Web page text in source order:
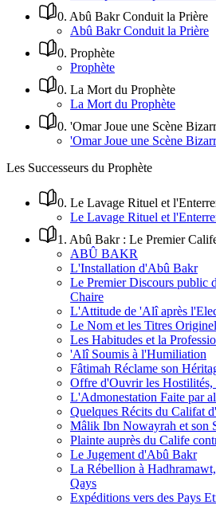
0. Abû Bakr Conduit la Prière
Abû Bakr Conduit la Prière
0. Prophète
Prophète
0. La Mort du Prophète
La Mort du Prophète
0. 'Omar Joue une Scène
'Omar Joue une Scène
Les Successeurs du Prophète
0. Le Lavage Rituel et
Le Lavage Rituel et
1 . Abû Bakr : Le Premier
ABÛ BAKR
L'Installation d'Abû Bakr
Le Premier Discours public
Chaire
L'Attitude de 'Alî après
Le Nom et les Titres
Les Habitudes et la
'Alî Soumis à l'Humiliation
Fâtimah Réclame son
Offre d'Ouvrir les Hostilités,
L'Admonestation Faite par
Quelques Récits du Califat
Mâlik Ibn Nowayrah et son
Plainte auprès du Calife
Le Jugement d'Abû Bakr
La Rébellion à
Qays
Expéditions vers des Pays